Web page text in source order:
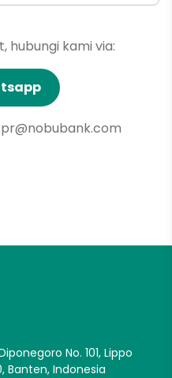
hubungi kami via:
No. 101, Lippo
Banten, Indonesia